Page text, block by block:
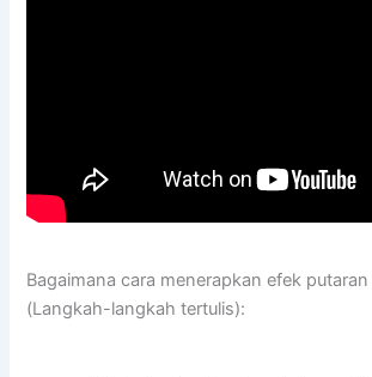
Bagaimana cara menerapkan efek putaran
(Langkah-langkah tertulis):